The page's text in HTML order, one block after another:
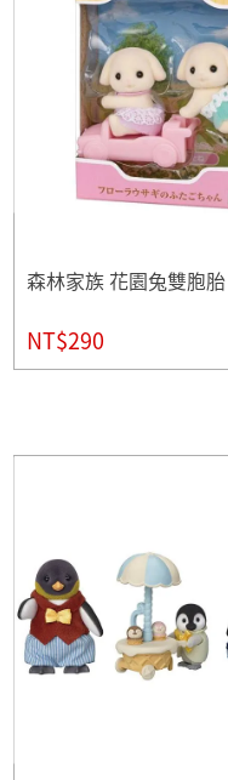
森林家族 花園兔雙胞胎
NT$290